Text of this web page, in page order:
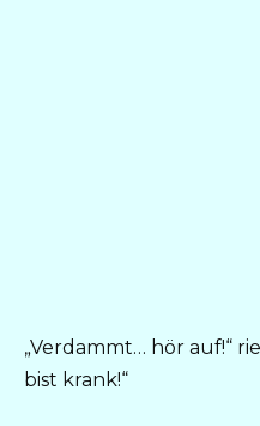
„Verdammt… hör auf!“
bist krank!“